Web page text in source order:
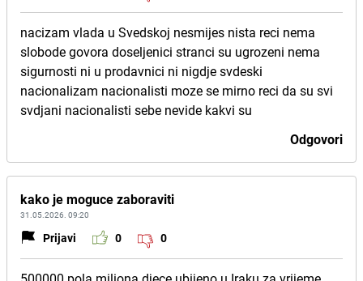
nacizam vlada u Svedskoj nesmijes nista reci nema
slobode govora doseljenici stranci su ugrozeni nema
sigurnosti ni u prodavnici ni nigdje svdeski
nacionalizam nacionalisti moze se mirno reci da su svi
svdjani nacionalisti sebe nevide kakvi su
Odgovori
kako je moguce zaboraviti
31.05.2026. 09:20
Prijavi 0 0